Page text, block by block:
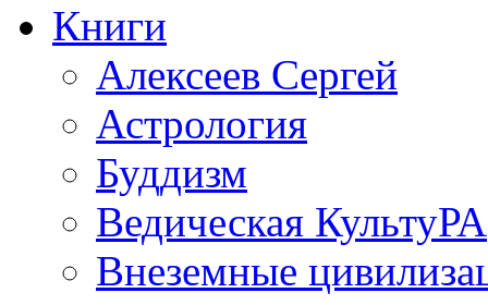
Книги
Алексеев Сергей
Астрология
Буддизм
Ведическая КультуРА
Внеземные